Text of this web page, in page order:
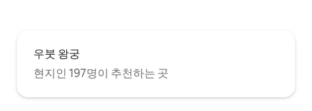
우붓 왕궁
현지인 197명이 추천하는 곳